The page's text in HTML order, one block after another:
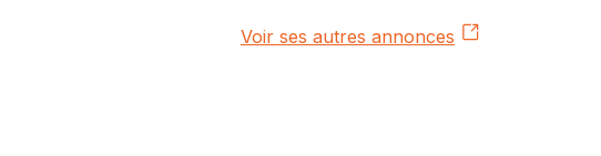
Honoraires charge vendeurVoir ses autres annonces